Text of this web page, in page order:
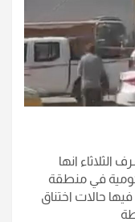
انها
في منطقة
حالات اختناق